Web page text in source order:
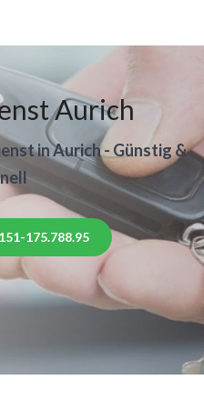
Aurich
in Aurich - Günstig &
175.788.95